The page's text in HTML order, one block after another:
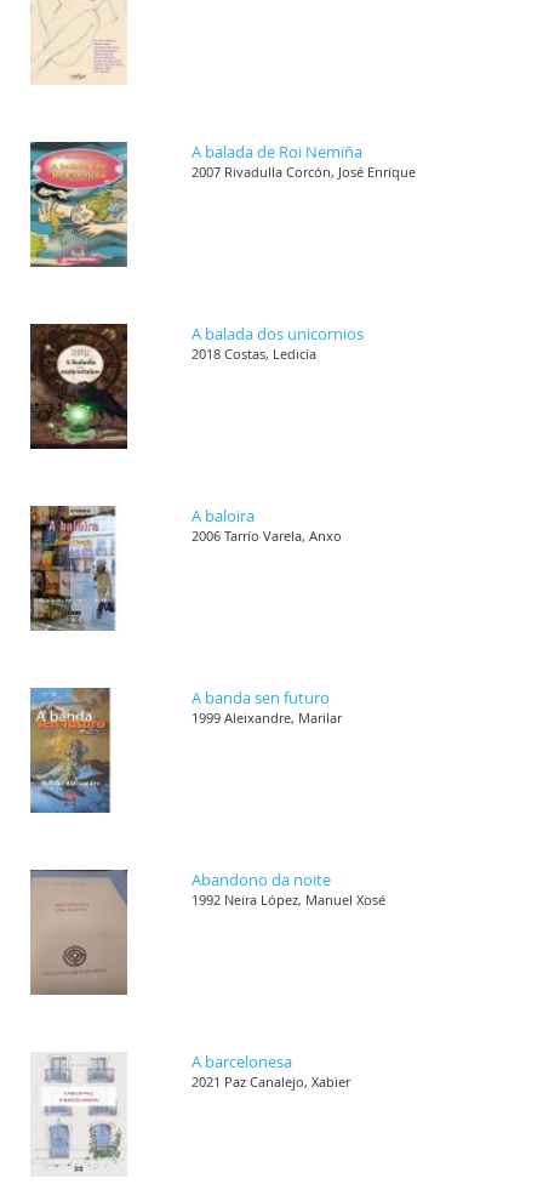
A balada de Roi Nemiña
2007 Rivadulla Corcón, José Enrique
A balada dos unicornios
2018 Costas, Ledicia
A baloira
2006 Tarrío Varela, Anxo
A banda sen futuro
1999 Aleixandre, Marilar
Abandono da noite
1992 Neira López, Manuel Xosé
A barcelonesa
2021 Paz Canalejo, Xabier